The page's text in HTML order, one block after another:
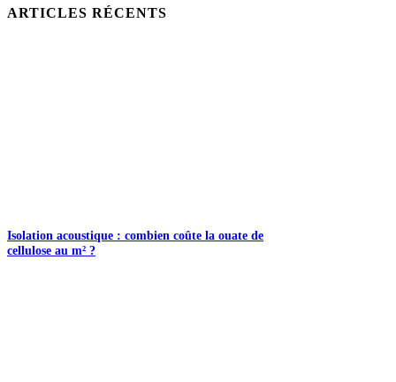
ARTICLES RÉCENTS
Isolation acoustique : combien coûte la ouate de
cellulose au m² ?